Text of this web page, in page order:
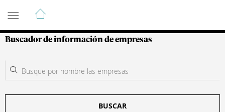
Guía de Empresas Colombianas
Buscador de información de empresas
BUSCAR